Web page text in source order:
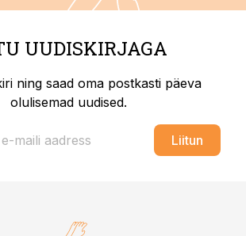
UUDISKIRJAGA
ning saad oma postkasti päeva
olulisemad uudised.
Liitun